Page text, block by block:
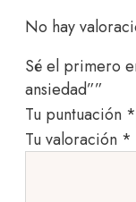
No hay
Sé el primero
ansiedad””
Tu puntuación *
Tu valoración *